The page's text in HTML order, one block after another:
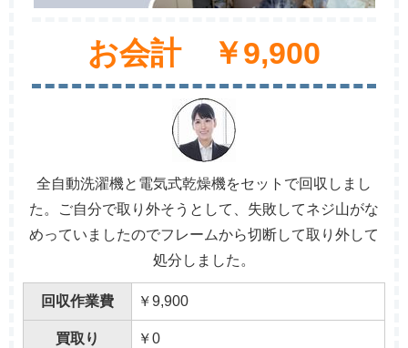
お会計 ￥9,900
全自動洗濯機と電気式乾燥機をセットで回収しまし
た。ご自分で取り外そうとして、失敗してネジ山がな
めっていましたのでフレームから切断して取り外して
処分しました。
回収作業費 ￥9,900
買取り ￥0